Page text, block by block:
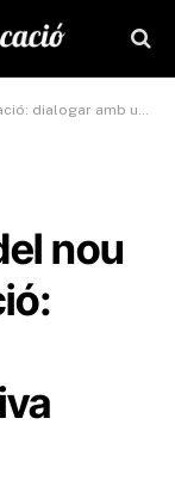
educativa indignada
nou